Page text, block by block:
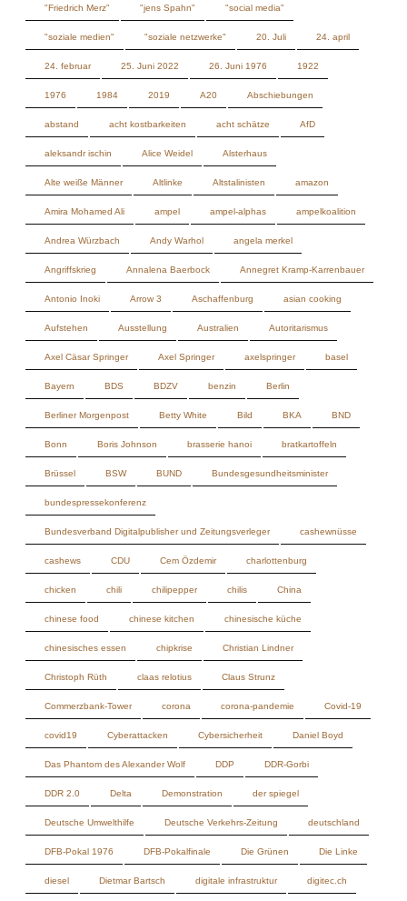
abstand acht kostbarkeiten acht schätze
aleksandr ischin Alice Weidel Alsterhaus
Alte weiße Männer Altlinke Altstalinisten amazon
Amira Mohamed Ali ampel ampel-alphas ampelkoalition
Andrea Würzbach Andy Warhol angela merkel
Angriffskrieg Annalena Baerbock Annegret Kramp-Karrenbauer
Antonio Inoki Arrow 3 Aschaffenburg asian cooking
Aufstehen Ausstellung Australien Autoritarismus
Axel Cäsar Springer Axel Springer axelspringer
Bayern BDZV benzin Berlin
Berliner Morgenpost Betty White Bild BKA BND
Bonn Boris Johnson brasserie hanoi bratkartoffeln
Brüssel BSW BUND Bundesgesundheitsminister
bundespressekonferenz
Bundesverband Digitalpublisher und Zeitungsverleger cashewnüsse
cashews CDU Cem Özdemir charlottenburg
chicken chili chilipepper chilis China
chinese food chinese kitchen
chinesisches essen chipkrise Christian Lindner
Christoph Rüth claas relotius Claus Strunz
Commerzbank-Tower corona corona-pandemie
covid19 Cyberattacken Cybersicherheit Daniel Boyd
Das Phantom des Alexander Wolf DDP DDR-Gorbi
DDR 2.0 Demonstration der spiegel
Deutsche Umwelthilfe Deutsche Verkehrs-Zeitung deutschland
DFB-Pokal 1976 DFB-Pokalfinale Die Grünen Die Linke
diesel Dietmar Bartsch digitale infrastruktur digitec.ch
Dimitrij Nalbandjan Donald Trump Dreadlocks
e-commerce e-mobilität ebay Einmarsch
Ein Präsident verschwindet Elon Musk Emmanuel Macron
Erich Honecker Ermöglichungsminister Erster Weltkrieg